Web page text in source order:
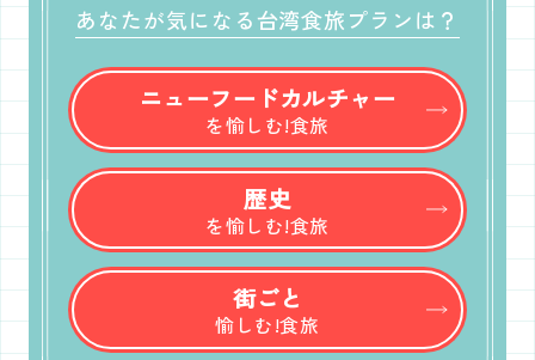
あなたが気になる台湾食旅プランは？
ニューフードカルチャー
を愉しむ!食旅
歴史
を愉しむ!食旅
街ごと
愉しむ!食旅